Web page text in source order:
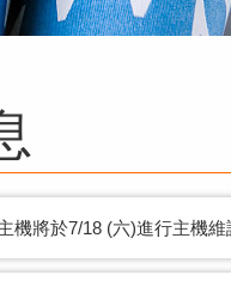
機將於7/18 (六)進行主機